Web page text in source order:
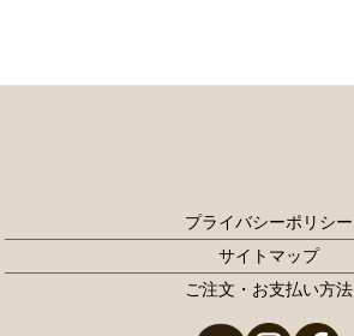
プライバシーポリシー
サイトマップ
ご注文・お支払い方法